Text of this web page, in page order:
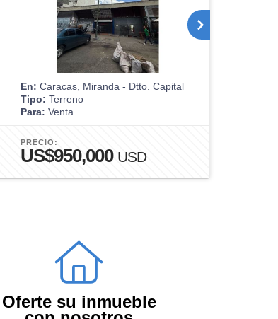
En: Caracas, Miranda - Dtto. Capital
Tipo: Terreno
Para: Venta
PRECIO:
US$950,000 USD
Oferte su inmueble